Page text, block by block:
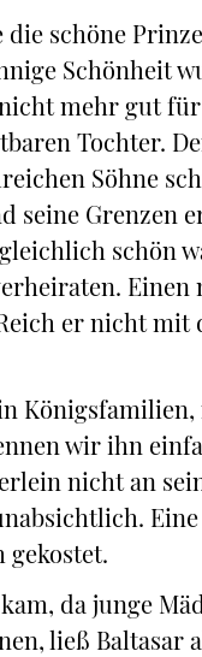
schöne
Schönheit
mehr gut
Tochter.
Söhne
seine Grenzen
schön
er nicht mit
wir ihn
nicht an
da junge
ließ Baltasar